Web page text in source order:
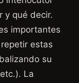
y qué decir.
importantes
estas
su
La